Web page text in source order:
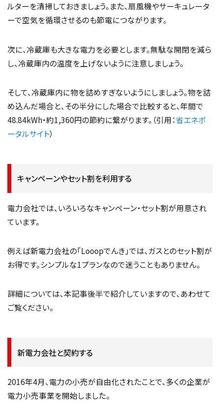
ルターを清掃しておきましょう。また、扇風機やサーキュレータ
ーで空気を循環させるのも節電につながります。
次に、冷蔵庫も大きな電力を必要とします。無駄な開閉を減ら
し、冷蔵庫内の温度を上げないように注意しましょう。
そして、冷蔵庫内に物を詰めすぎないようにしましょう。物を詰
め込んだ場合と、その半分にした場合で比較すると、年間で
48.84kWh・約1,360円の節約に繋がります。（引用：省エネポ
ータルサイト）
キャンペーンやセット割を利用する
電力会社では、いろいろなキャンペーン・セット割が用意され
ています。
例えば新電力会社の「Looopでんき」では、ガスとのセット割が
お得です。シンプルな1プランなので迷うこともありません。
詳細については、本記事後半で紹介していますので、あわせて
ご覧ください。
新電力会社と契約する
2016年4月、電力の小売が自由化されたことで、多くの企業が
電力小売事業を開始しました。